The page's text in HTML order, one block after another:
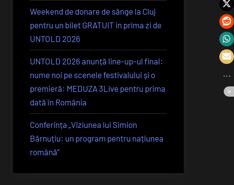
Weekend de donare de sânge la Cluj
pentru un bilet GRATUIT in prima zi de
UNTOLD 2026
UNTOLD 2026 anunță line-up-ul final:
nume noi pe scenele festivalului și o
premieră: MEDUZA 3Live pentru prima
dată în România
Conferința „Viziunea lui Simion
Bărnuțiu: un program pentru națiunea
română”